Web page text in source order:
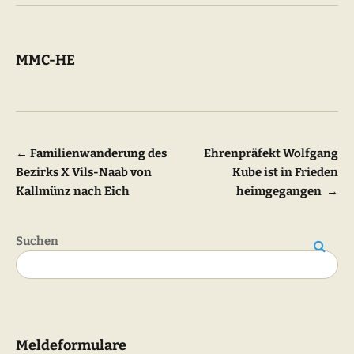
MMC-HE
Beitragsnavigation
← Familienwanderung des
Bezirks X Vils-Naab von
Kallmünz nach Eich
Ehrenpräfekt Wolfgang
Kube ist in Frieden
heimgegangen →
Suchen
Meldeformulare